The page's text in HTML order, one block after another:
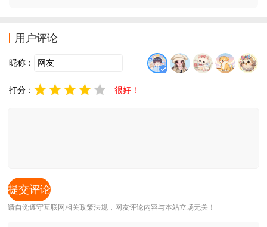
用户评论
昵称：
打分： 很好！
请自觉遵守互联网相关政策法规，网友评论内容与本站立场无关！